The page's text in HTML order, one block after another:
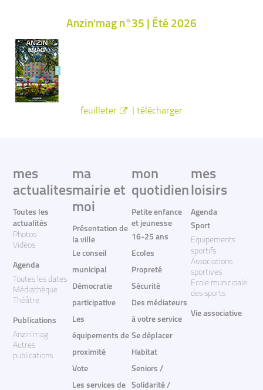
Anzin'mag n°35 | Été 2026
feuilleter télécharger
mes
actualites
Toutes les
actualités
Photos
Vidéos
Agenda
Toutes les dates
Médiathèque
Théâtre
Publications
Anzin'mag
Autres
publications
ma
mairie et
moi
Présentation de
la ville
Le conseil
municipal
Démocratie
participative
Les
équipements de
proximité
Vote
Les services de
mon
quotidien
Petite enfance
et jeunesse
16-25 ans
Ecoles
Propreté
Sécurité
Des médiateurs
à votre service
Se déplacer
Habitat
Seniors /
Solidarité /
mes
loisirs
Agenda
Sport
Equipements
sportifs
Associations
sportives
Ecole municipale
des sports
Vie associative